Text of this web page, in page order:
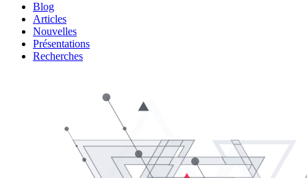
Blog
Articles
Nouvelles
Présentations
Recherches